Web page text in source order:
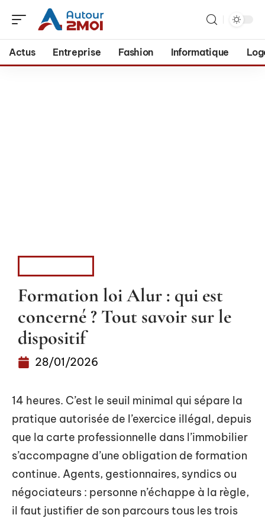
Actus Entreprise Fashion Informatique
Formation loi Alur : qui est
concerné ? Tout savoir sur le
dispositif
28/01/2026
14 heures. C’est le seuil minimal qui sépare la
pratique autorisée de l’exercice illégal, depuis
que la carte professionnelle dans l’immobilier
s’accompagne d’une obligation de formation
continue. Agents, gestionnaires, syndics ou
négociateurs : personne n’échappe à la règle,
il faut justifier de son parcours tous les trois